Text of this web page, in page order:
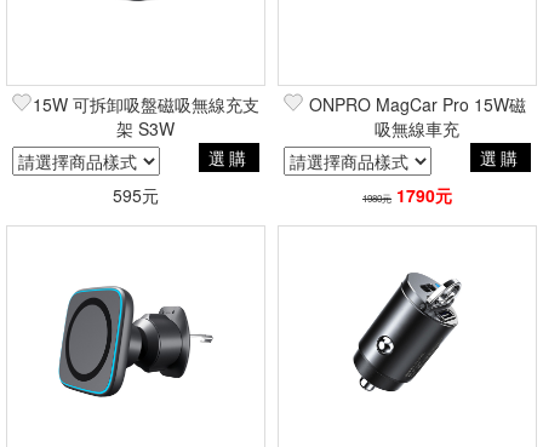
15W 可拆卸吸盤磁吸無線充支
架 S3W
選購
595元
ONPRO MagCar Pro 15W磁
吸無線車充
選購
1980元 1790元